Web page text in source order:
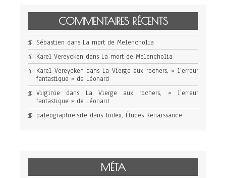
COMMENTAIRES RÉCENTS
Sébastien dans La mort de Melencholia
Karel Vereycken dans La mort de Melencholia
Karel Vereycken dans La Vierge aux rochers, « l’erreur
fantastique » de Léonard
Virginie dans La Vierge aux rochers, « l’erreur
fantastique » de Léonard
paleographie.site dans Index, Études Renaissance
MÉTA